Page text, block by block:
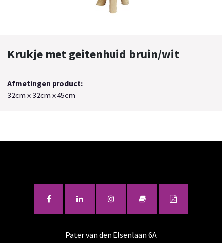
Krukje met geitenhuid bruin/wit
Afmetingen product:
32cm x 32cm x 45cm
Pater van den Elsenlaan 6A